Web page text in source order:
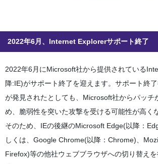
2022年6月、Internet Explorerサポート終了
2022年6月にMicrosoft社から提供されている
降:IE)がサポート終了を迎えます。サポート終
が発見されたとしても、Microsoft社からパッチ
め、脆弱性を突いた攻撃を受ける可能性が高く
そのため、IEの後継のMicrosoft Edge(以降：
しくは、Google Chrome(以降：Chrome)、
Firefox)等の他社ウェブブラウザへの切り替え